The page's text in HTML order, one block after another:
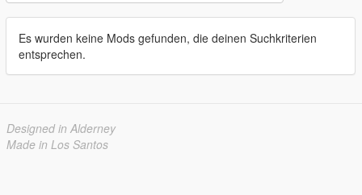
Es wurden keine Mods gefunden, die deinen Suchkriterien
entsprechen.
Designed in Alderney
Made in Los Santos